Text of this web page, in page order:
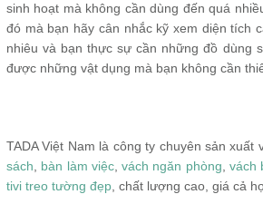
sinh hoạt mà không cần dùng đến quá
đó mà bạn hãy cân nhắc kỹ xem diện tích
nhiêu và bạn thực sự cần những đồ dùng
được những vật dụng mà bạn không cần
TADA Việt Nam là công ty chuyên sản xuất
sách, bàn làm việc, vách ngăn phòng, vách
tivi treo tường đẹp, chất lượng cao, giá cả